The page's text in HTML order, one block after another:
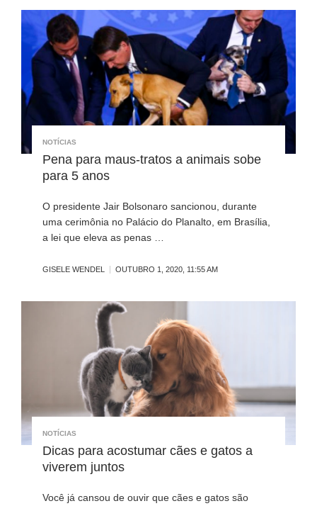
NOTÍCIAS
Pena para maus-tratos a animais sobe
para 5 anos
O presidente Jair Bolsonaro sancionou, durante
uma cerimônia no Palácio do Planalto, em Brasília,
a lei que eleva as penas …
GISELE WENDEL OUTUBRO 1, 2020, 11:55 AM
NOTÍCIAS
Dicas para acostumar cães e gatos a
viverem juntos
Você já cansou de ouvir que cães e gatos são